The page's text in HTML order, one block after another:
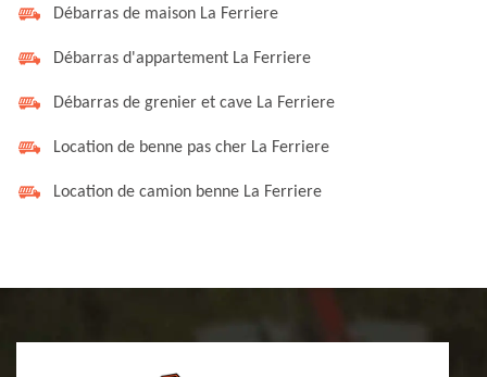
Débarras de maison La Ferriere
Débarras d'appartement La Ferriere
Débarras de grenier et cave La Ferriere
Location de benne pas cher La Ferriere
Location de camion benne La Ferriere